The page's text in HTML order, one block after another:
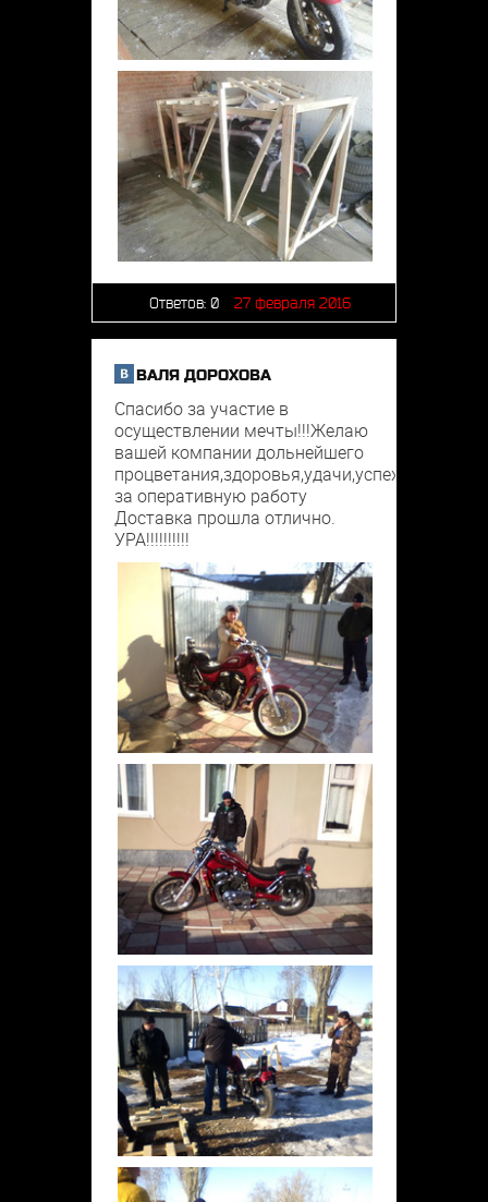
Ответов: 0 27 февраля 2016
ВАЛЯ ДОРОХОВА
Спасибо за участие в
осуществлении мечты!!!Желаю
вашей компании дольнейшего
за оперативную работу
Доставка прошла отлично.
УРА!!!!!!!!!!